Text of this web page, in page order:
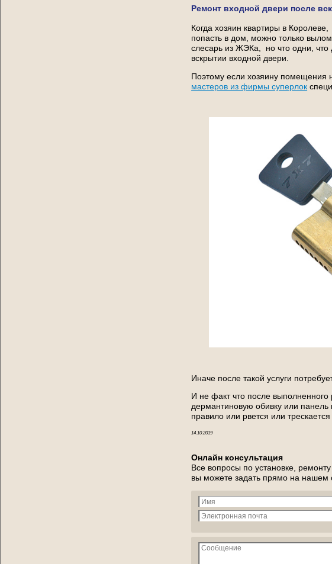
Ремонт входной двери после
Когда хозяин квартиры в
попасть в дом, можно только
слесарь из ЖЭКа, но что одни, что
вскрытии входной двери.
Поэтому если хозяину помещения
мастеров из фирмы суперлок
Иначе после такой услуги
И не факт что после
дермантиновую обивку или
правило или рвется или
14.10.2019
Онлайн консультация
Все вопросы по установке,
вы можете задать прямо на нашем